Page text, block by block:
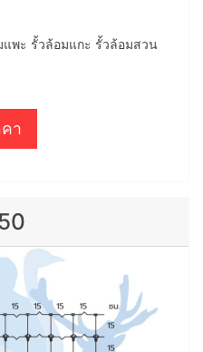
พะ รั้วล้อมแกะ รั้วล้อมสวน
า